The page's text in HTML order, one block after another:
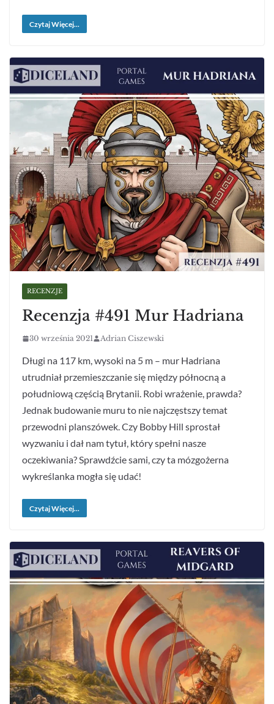
Czytaj Więcej...
RECENZJE
Recenzja #491 Mur Hadriana
30 września 2021 Adrian Ciszewski
Długi na 117 km, wysoki na 5 m – mur Hadriana
utrudniał przemieszczanie się między północną a
południową częścią Brytanii. Robi wrażenie, prawda?
Jednak budowanie muru to nie najczęstszy temat
przewodni planszówek. Czy Bobby Hill sprostał
wyzwaniu i dał nam tytuł, który spełni nasze
oczekiwania? Sprawdźcie sami, czy ta mózgożerna
wykreślanka mogła się udać!
Czytaj Więcej...